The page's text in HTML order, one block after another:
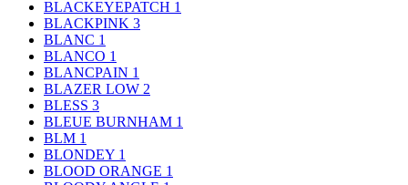
BLACKEYEPATCH 1
BLACKPINK 3
BLANC 1
BLANCO 1
BLANCPAIN 1
BLAZER LOW 2
BLESS 3
BLEUE BURNHAM 1
BLM 1
BLONDEY 1
BLOOD ORANGE 1